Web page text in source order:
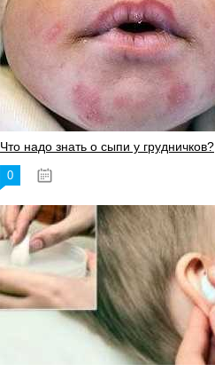
Что надо знать о сыпи у грудничков?
0